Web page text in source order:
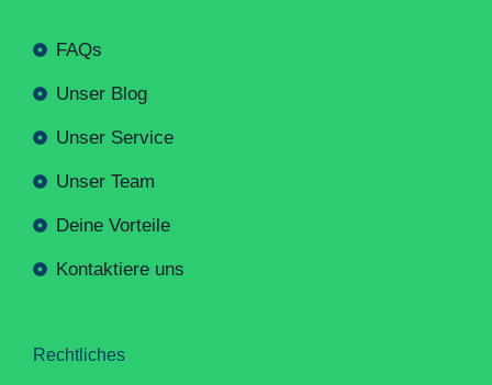
FAQs
Unser Blog
Unser Service
Unser Team
Deine Vorteile
Kontaktiere uns
Rechtliches